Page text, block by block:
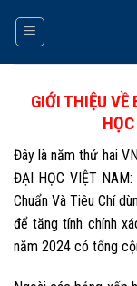
GIỚI THIỆU VỀ
Đây là năm thứ hai
ĐẠI HỌC VIỆT
Chuẩn Và Tiêu Chí
để tăng tính chính
năm 2024 có tổng